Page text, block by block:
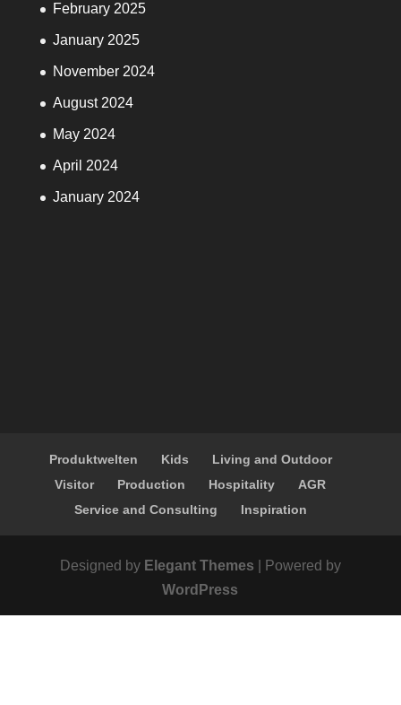
February 2025
January 2025
November 2024
August 2024
May 2024
April 2024
January 2024
Produktwelten Kids
Living and Outdoor
Visitor
Production Hospitality
AGR
Service and Consulting
Inspiration
Designed by Elegant Themes | Powered by
WordPress